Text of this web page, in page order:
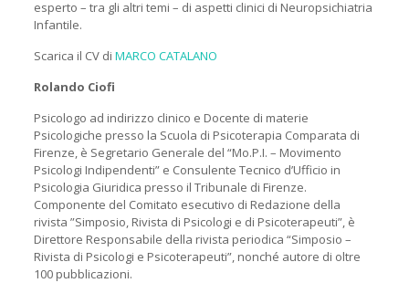
esperto – tra gli altri temi – di aspetti clinici di Neuropsichiatria
Infantile.
Scarica il CV di MARCO CATALANO
Rolando Ciofi
Psicologo ad indirizzo clinico e Docente di materie
Psicologiche presso la Scuola di Psicoterapia Comparata di
Firenze, è Segretario Generale del “Mo.P.I. – Movimento
Psicologi Indipendenti” e Consulente Tecnico d’Ufficio in
Psicologia Giuridica presso il Tribunale di Firenze.
Componente del Comitato esecutivo di Redazione della
rivista ”Simposio, Rivista di Psicologi e di Psicoterapeuti”, è
Direttore Responsabile della rivista periodica “Simposio –
Rivista di Psicologi e Psicoterapeuti”, nonché autore di oltre
100 pubblicazioni.